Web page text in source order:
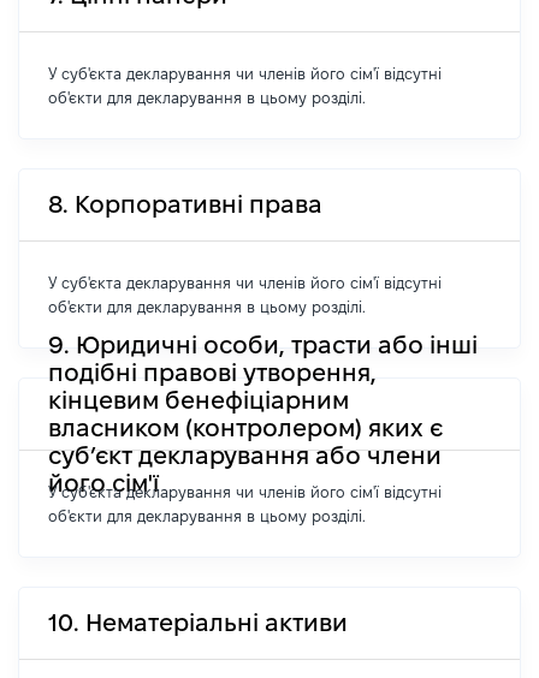
У суб'єкта декларування чи членів його сім'ї відсутні
об'єкти для декларування в цьому розділі.
8. Корпоративні права
У суб'єкта декларування чи членів його сім'ї відсутні
об'єкти для декларування в цьому розділі.
9. Юридичні особи, трасти або інші
подібні правові утворення,
кінцевим бенефіціарним
власником (контролером) яких є
суб’єкт декларування або члени
його сім'ї
У суб'єкта декларування чи членів його сім'ї відсутні
об'єкти для декларування в цьому розділі.
10. Нематеріальні активи